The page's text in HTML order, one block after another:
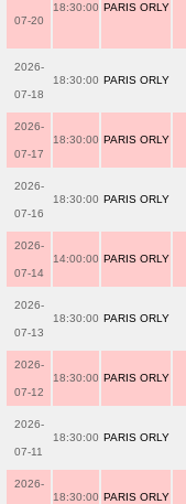
07-20
18:30:00 PARIS ORLY
2026-
07-18
18:30:00 PARIS ORLY
2026-
07-17
18:30:00 PARIS ORLY
2026-
07-16
18:30:00 PARIS ORLY
2026-
07-14
14:00:00 PARIS ORLY
2026-
07-13
18:30:00 PARIS ORLY
2026-
07-12
18:30:00 PARIS ORLY
2026-
07-11
18:30:00 PARIS ORLY
2026-
18:30:00 PARIS ORLY